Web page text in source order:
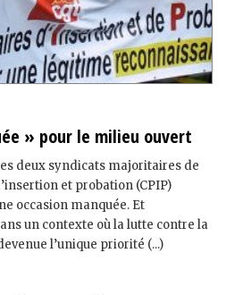
» pour le milieu ouvert
deux syndicats majoritaires de
et probation (CPIP)
occasion manquée. Et
un contexte où la lutte contre la
l’unique priorité (...)